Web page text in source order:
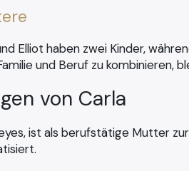
Elliot haben zwei Kinder,
und Beruf zu kombinieren,
von Carla
ist als berufstätige Mutter